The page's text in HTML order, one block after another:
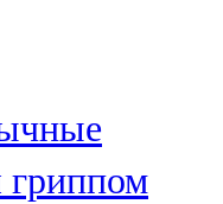
гриппом